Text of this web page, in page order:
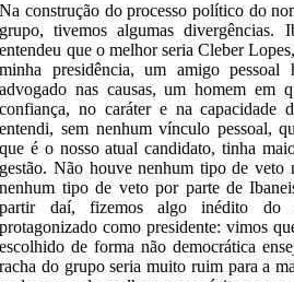
Na construção do processo político do
grupo, tivemos algumas divergências.
entendeu que o melhor seria Cleber
minha presidência, um amigo
advogado nas causas, um homem em
confiança, no caráter e na capacidade
entendi, sem nenhum vínculo pessoal,
que é o nosso atual candidato, tinha
gestão. Não houve nenhum tipo de veto
nenhum tipo de veto por parte de
partir daí, fizemos algo inédito
protagonizado como presidente: vimos
escolhido de forma não democrática
racha do grupo seria muito ruim para a